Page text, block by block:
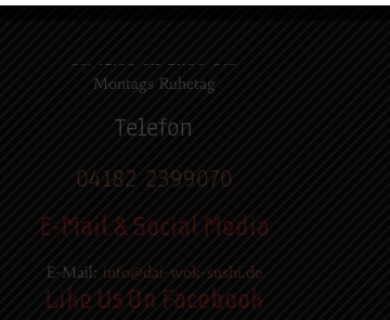
Fr : 12:00 bis 15:00 Uhr 17:00 bis 21:00 Uhr
So. 12:00 bis 21:00 Uhr
Montags Ruhetag
Telefon
04182 2399070
E-Mail & Social Media
E-Mail: info@dai-wok-sushi.de
Like Us On Facebook